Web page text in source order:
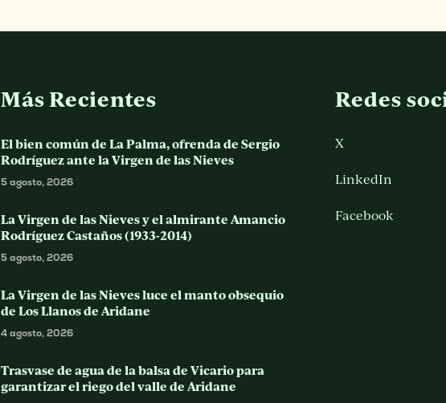
Más Recientes
El bien común de La Palma, ofrenda de Sergio
Rodríguez ante la Virgen de las Nieves
5 agosto, 2026
La Virgen de las Nieves y el almirante Amancio
Rodríguez Castaños (1933-2014)
5 agosto, 2026
La Virgen de las Nieves luce el manto obsequio
de Los Llanos de Aridane
4 agosto, 2026
Trasvase de agua de la balsa de Vicario para
garantizar el riego del valle de Aridane
Redes
X
LinkedIn
Facebook